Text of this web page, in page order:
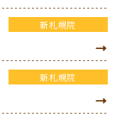
新札幌院
新札幌院